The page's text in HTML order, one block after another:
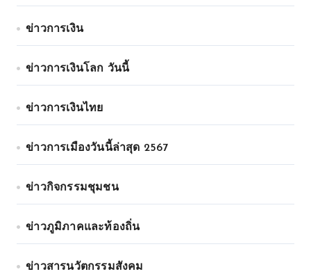
ข่าวการเงิน
ข่าวการเงินโลก วันนี้
ข่าวการเงินไทย
ข่าวการเมืองวันนี้ล่าสุด 2567
ข่าวกิจกรรมชุมชน
ข่าวภูมิภาคและท้องถิ่น
ข่าวสารนวัตกรรมสังคม